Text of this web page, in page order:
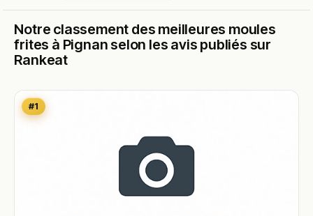
Notre classement des meilleures moules
frites à Pignan selon les avis publiés sur
Rankeat
#1